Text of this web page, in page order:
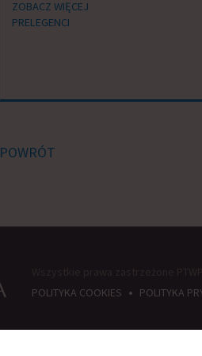
ZOBACZ WIĘCEJ
PRELEGENCI
POWRÓT
POLITYKA COOKIES • POLITYKA